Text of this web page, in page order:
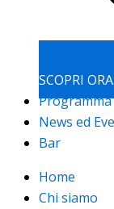
SCOPRI ORA
Programma
News ed
Bar
Home
Chi siamo